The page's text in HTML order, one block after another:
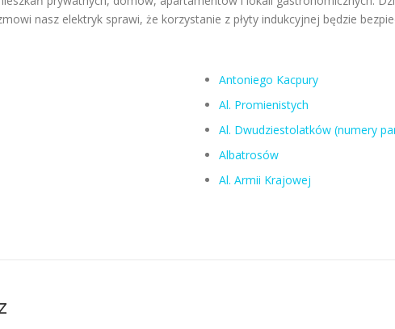
nasz elektryk sprawi, że korzystanie z płyty indukcyjnej będzie
Antoniego Kacpury
Al. Promienistych
Al. Dwudziestolatków (numery
Albatrosów
Al. Armii Krajowej